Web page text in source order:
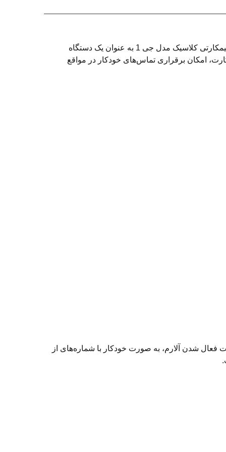
در دنیای امروز که امنیت یکی از اصلی‌ترین دغدغه‌های صاحبان خانه‌ها، فروشگاه‌ها و شرکت‌ها محسوب می‌شود، تلفن کننده سیمکارتی کلاسیک مدل جی 1 به عنوان یک دستگاه
امکان برقراری تماس‌های خودکار در مواقع
و در صورت فعال شدن آلارم، به صورت خودکار با شماره‌های از